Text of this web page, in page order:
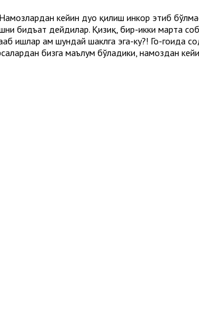
кейин дуо қилиш инкор этиб
бидъат дейдилар. Қизиқ, бир-икки марта
ишлар ҳам шундай шаклга эга-ку?! Гоҳ-
бизга маълум бўладики, намоздан